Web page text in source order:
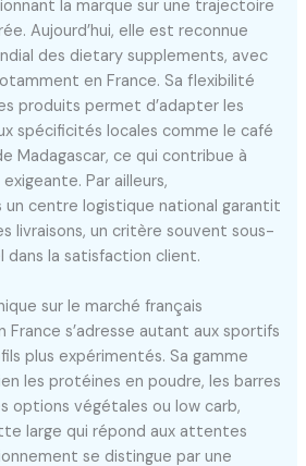
la marque sur une trajectoire
Aujourd’hui, elle est reconnue
des dietary supplements, avec
en France. Sa flexibilité
produits permet d’adapter les
spécificités locales comme le café
Madagascar, ce qui contribue à
Par ailleurs,
un centre logistique national garantit
livraisons, un critère souvent sous-
dans la satisfaction client.
sur le marché français
France s’adresse autant aux sportifs
plus expérimentés. Sa gamme
les protéines en poudre, les barres
options végétales ou low carb,
large qui répond aux attentes
se distingue par une